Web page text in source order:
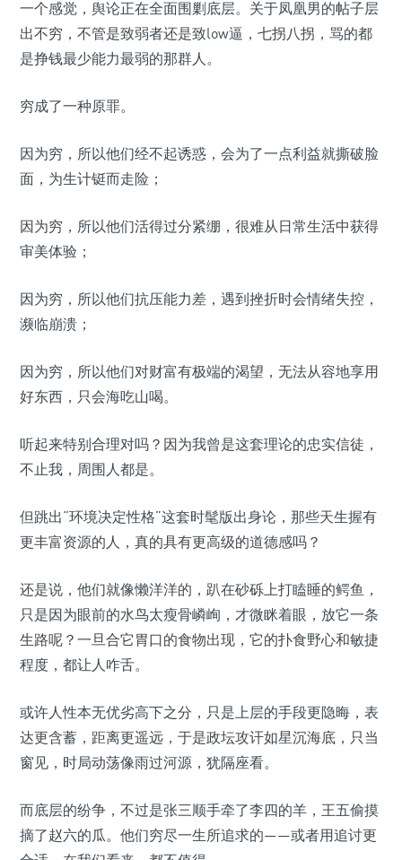
一个感觉，舆论正在全面围剿底层。关于凤凰男的帖子层
出不穷，不管是致弱者还是致low逼，七拐八拐，骂的都
是挣钱最少能力最弱的那群人。
穷成了一种原罪。
因为穷，所以他们经不起诱惑，会为了一点利益就撕破脸
面，为生计铤而走险；
因为穷，所以他们活得过分紧绷，很难从日常生活中获得
审美体验；
因为穷，所以他们抗压能力差，遇到挫折时会情绪失控，
濒临崩溃；
因为穷，所以他们对财富有极端的渴望，无法从容地享用
好东西，只会海吃山喝。
听起来特别合理对吗？因为我曾是这套理论的忠实信徒，
不止我，周围人都是。
但跳出“环境决定性格”这套时髦版出身论，那些天生握有
更丰富资源的人，真的具有更高级的道德感吗？
还是说，他们就像懒洋洋的，趴在砂砾上打瞌睡的鳄鱼，
只是因为眼前的水鸟太瘦骨嶙峋，才微眯着眼，放它一条
生路呢？一旦合它胃口的食物出现，它的扑食野心和敏捷
程度，都让人咋舌。
或许人性本无优劣高下之分，只是上层的手段更隐晦，表
达更含蓄，距离更遥远，于是政坛攻讦如星沉海底，只当
窗见，时局动荡像雨过河源，犹隔座看。
而底层的纷争，不过是张三顺手牵了李四的羊，王五偷摸
摘了赵六的瓜。他们穷尽一生所追求的——或者用追讨更